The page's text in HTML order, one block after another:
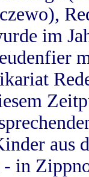
im
aus
in